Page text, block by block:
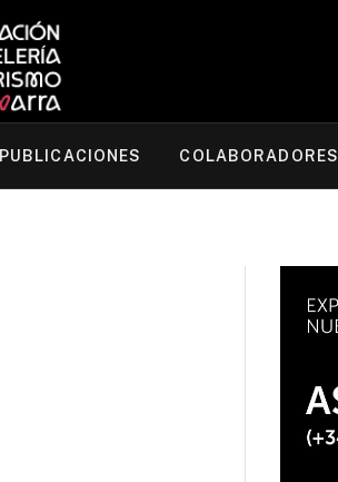
PUBLICACIONES COLABORADORES